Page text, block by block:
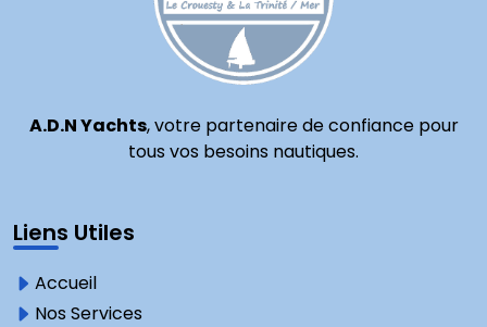
A.D.N Yachts, votre partenaire de confiance pour
tous vos besoins nautiques.
Liens Utiles
Accueil
Nos Services